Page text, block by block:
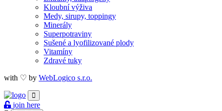
Kloubní výživa
Medy, sirupy, toppingy
Minerály
Superpotraviny
Sušené a lyofilizované plody
Vitamíny
Zdravé tuky
with ♡ by WebLogico s.r.o.
join here